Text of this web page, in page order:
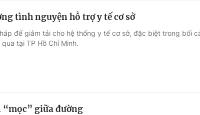
tình nguyện hỗ trợ y tế cơ sở
để giảm tải cho hệ thống y tế cơ sở, đặc biệt trong bối
tại TP Hồ Chí Minh.
giữa đường